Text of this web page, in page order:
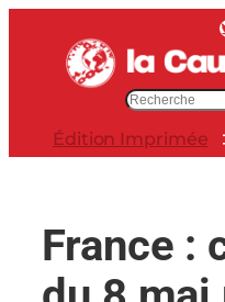
contenu
Twitter
e
Édition Imprimée
France :